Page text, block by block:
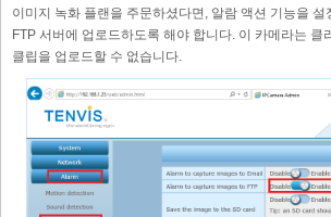
이미지 녹화 플랜을 주문하셨다면, 알람 액션 기능을 설
FTP 서버에 업로드하도록 해야 합니다. 이 카메라는 클
클립을 업로드할 수 없습니다.